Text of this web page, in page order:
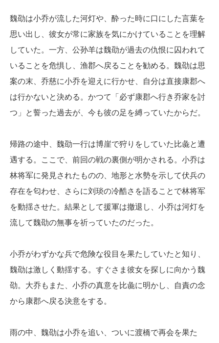
魏劭は小乔が流した河灯や、酔った時に口にした言葉を
思い出し、彼女が常に家族を気にかけていることを理解
していた。一方、公孙羊は魏劭が過去の仇恨に囚われて
いることを危惧し、渔郡へ戻ることを勧める。魏劭は思
案の末、乔慈に小乔を迎えに行かせ、自分は直接康郡へ
は行かないと決める。かつて「必ず康郡へ行き乔家を討
つ」と誓った過去が、今も彼の足を縛っていたからだ。
帰路の途中、魏劭一行は博崖で狩りをしていた比彘と遭
遇する。ここで、前回の戦の裏側が明かされる。小乔は
林将军に発見されたものの、地形と水勢を示して伏兵の
存在を匂わせ、さらに刘琰の冷酷さを語ることで林将军
を動揺させた。結果として援軍は撤退し、小乔は河灯を
流して魏劭の無事を祈っていたのだった。
小乔がわずかな兵で危険な役目を果たしていたと知り、
魏劭は激しく動揺する。すぐさま彼女を探しに向かう魏
劭。大乔もまた、小乔の真意を比彘に明かし、自責の念
から康郡へ戻る決意をする。
雨の中、魏劭は小乔を追い、ついに渡橋で再会を果た